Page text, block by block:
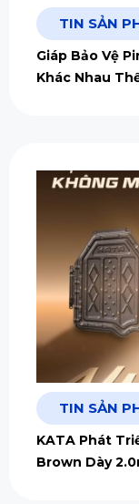
TIN SẢN
Giáp Bảo Vệ
Khác Nhau
TIN SẢN
KATA Phát
Brown Dày